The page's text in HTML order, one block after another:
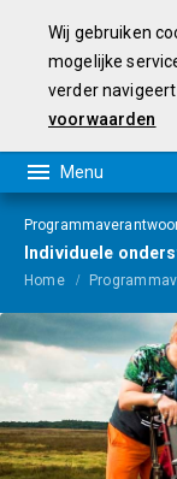
Wij gebruiken
mogelijke
verder
voorwaarden
Individuele
Home